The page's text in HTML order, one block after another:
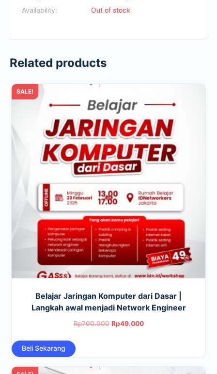
Availability:
Out of stock
Related products
SALE!
Belajar Jaringan Komputer dari Dasar |
Langkah awal menjadi Network Engineer
Rp700.000 Original
Rp49.000Current
Beli Sekarang